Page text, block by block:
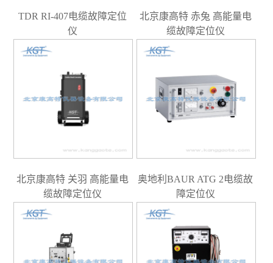
TDR RI-407电缆故障定位
仪
北京康高特 赤兔 高能量电
缆故障定位仪
北京康高特 关羽 高能量电
缆故障定位仪
奥地利BAUR ATG 2电缆故
障定位仪